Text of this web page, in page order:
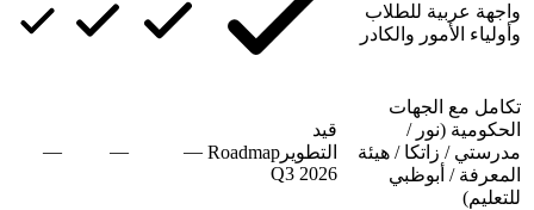
واجهة عربية للطلاب
وأولياء الأمور والكادر
تكامل مع الجهات
الحكومية (نور /
مدرستي / زاتكا / هيئة
المعرفة / أبوظبي
للتعليم)
قيد
التطوير Roadmap
Q3 2026
—
—
—